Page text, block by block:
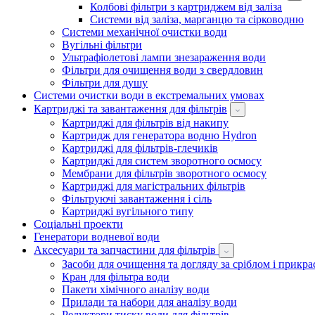
Колбові фільтри з картриджем від заліза
Системи від заліза, марганцю та сірководню
Системи механічної очистки води
Вугільні фільтри
Ультрафіолетові лампи знезараження води
Фільтри для очищення води з свердловин
Фільтри для душу
Системи очистки води в екстремальних умовах
Картриджі та завантаження для фільтрів
Картриджі для фільтрів від накипу
Картридж для генератора водню Hydron
Картриджі для фільтрів-глечиків
Картриджі для систем зворотного осмосу
Мембрани для фільтрів зворотного осмосу
Картриджі для магістральних фільтрів
Фільтруючі завантаження і сіль
Картриджі вугільного типу
Соціальні проекти
Генератори водневої води
Аксесуари та запчастини для фільтрів
Засоби для очищення та догляду за сріблом і
Кран для фільтра води
Пакети хімічного аналізу води
Прилади та набори для аналізу води